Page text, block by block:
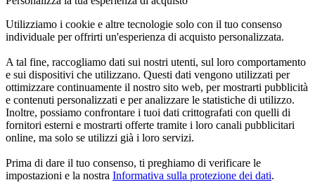
Utilizziamo i cookie e altre tecnologie solo con il tuo consenso
individuale per offrirti un'esperienza di acquisto personalizzata.
A tal fine, raccogliamo dati sui nostri utenti, sul loro comportamento
e sui dispositivi che utilizzano. Questi dati vengono utilizzati per
ottimizzare continuamente il nostro sito web, per mostrarti pubblicità
e contenuti personalizzati e per analizzare le statistiche di utilizzo.
Inoltre, possiamo confrontare i tuoi dati crittografati con quelli di
fornitori esterni e mostrarti offerte tramite i loro canali pubblicitari
online, ma solo se utilizzi già i loro servizi.
Prima di dare il tuo consenso, ti preghiamo di verificare le
impostazioni e la nostra Informativa sulla protezione dei dati.